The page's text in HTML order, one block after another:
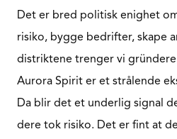
Det er bred politisk enighet
risiko, bygge bedrifter, skape
distriktene trenger vi
Aurora Spirit er et strålende
Da blir det et underlig signal
dere tok risiko. Det er fint at